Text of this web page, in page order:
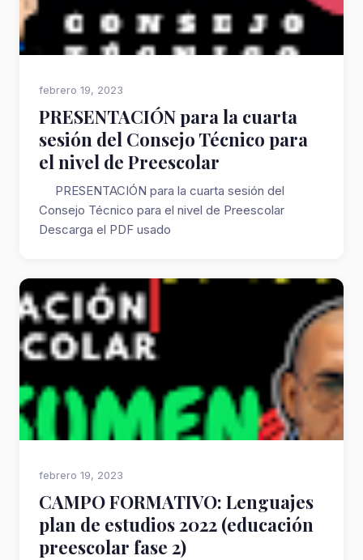
febrero 19, 2023
PRESENTACIÓN para la cuarta
sesión del Consejo Técnico para
el nivel de Preescolar
PRESENTACIÓN para la cuarta sesión del
Consejo Técnico para el nivel de Preescolar
Descarga el PDF usado
febrero 19, 2023
CAMPO FORMATIVO: Lenguajes
plan de estudios 2022 (educación
preescolar fase 2)